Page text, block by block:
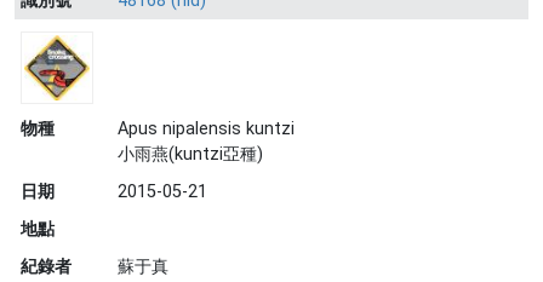
物種
Apus nipalensis kuntzi
小雨燕(kuntzi亞種)
日期
2015-05-21
地點
紀錄者
蘇于真